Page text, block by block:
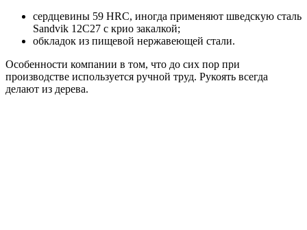
сердцевины 59 HRC, иногда применяют шведскую сталь
Sandvik 12C27 с крио закалкой;
обкладок из пищевой нержавеющей стали.
Особенности компании в том, что до сих пор при
производстве используется ручной труд. Рукоять всегда
делают из дерева.